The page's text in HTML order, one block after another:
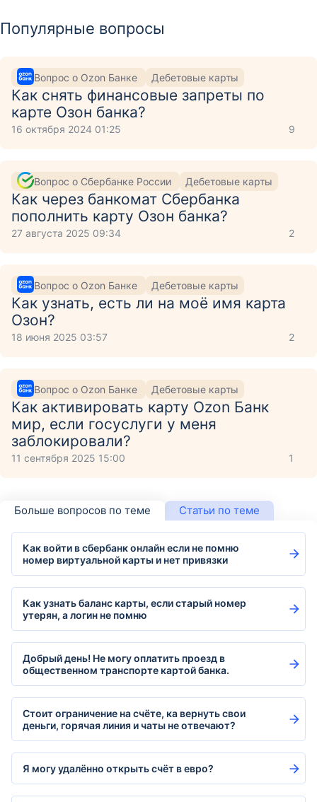
Популярные вопросы
Вопрос о Ozon Банке Дебетовые карты
Как снять финансовые запреты по
карте Озон банка?
16 октября 2024 01:25 9
Вопрос о Сбербанке России Дебетовые карты
Как через банкомат Сбербанка
пополнить карту Озон банка?
27 августа 2025 09:34 2
Вопрос о Ozon Банке Дебетовые карты
Как узнать, есть ли на моё имя карта
Озон?
18 июня 2025 03:57 2
Вопрос о Ozon Банке Дебетовые карты
Как активировать карту Ozon Банк
мир, если госуслуги у меня
заблокировали?
11 сентября 2025 15:00 1
Больше вопросов по теме Статьи по теме
Как войти в сбербанк онлайн если не помню
номер виртуальной карты и нет привязки
Как узнать баланс карты, если старый номер
утерян, а логин не помню
Добрый день! Не могу оплатить проезд в
общественном транспорте картой банка.
Стоит ограничение на счёте, ка вернуть свои
деньги, горячая линия и чаты не отвечают?
Я могу удалённо открыть счёт в евро?